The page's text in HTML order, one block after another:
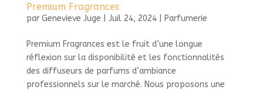
Premium Fragrances
par Genevieve Juge Juil 24, 2024| Parfumerie
Premium Fragrances est le fruit d’une longue
réflexion sur la disponibilité et les fonctionnalités
des diffuseurs de parfums d’ambiance
professionnels sur le marché. Nous proposons une